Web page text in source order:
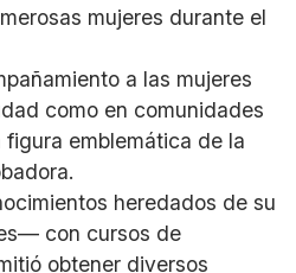
mujeres durante el
a las mujeres
como en comunidades
emblemática de la
heredados de su
con cursos de
obtener diversos